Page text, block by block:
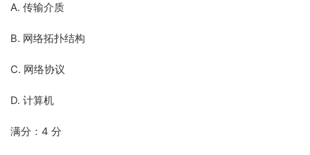
A. 传输介质
B. 网络拓扑结构
C. 网络协议
D. 计算机
满分：4 分